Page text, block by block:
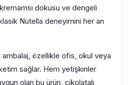
kremamsı dokusu ve dengeli
Nutella deneyimini her an
ambalaj, özellikle ofis, okul veya
sağlar. Hem yetişkinler
olan bu ürün, çikolatalı